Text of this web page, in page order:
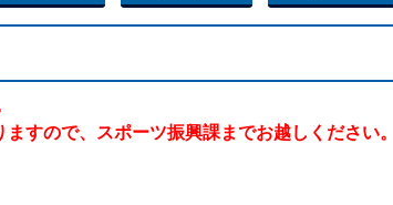
すので、スポーツ振興課までお越しください。